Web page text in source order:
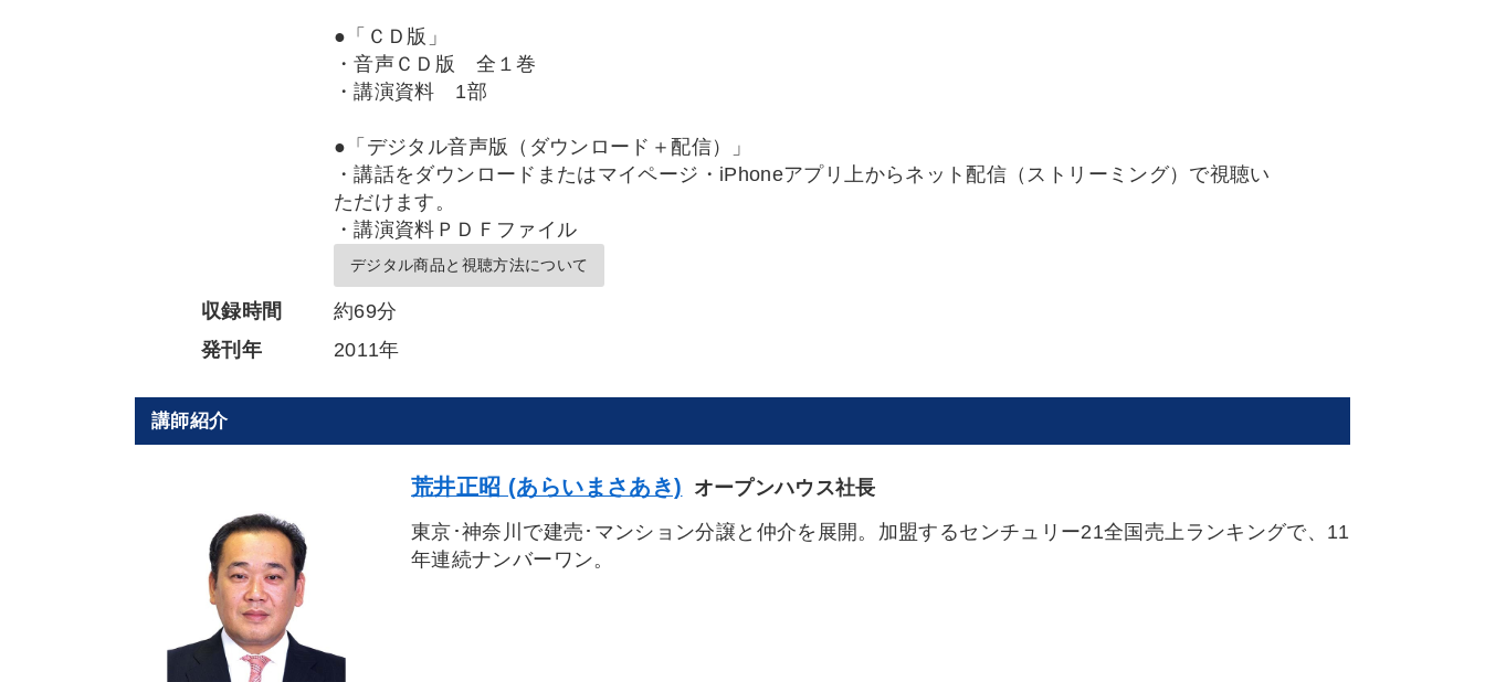
●「ＣＤ版」
・音声ＣＤ版 全１巻
・講演資料 1部
●「デジタル音声版（ダウンロード＋配信）」
・講話をダウンロードまたはマイページ・iPhoneアプリ上からネット配信（ストリーミング）で視聴い
ただけます。
・講演資料ＰＤＦファイル
デジタル商品と視聴方法について
収録時間
約69分
発刊年
2011年
講師紹介
荒井正昭 (あらいまさあき)
オープンハウス社長
東京･神奈川で建売･マンション分譲と仲介を展開。加盟するセンチュリー21全国売上ランキングで、11
年連続ナンバーワン。